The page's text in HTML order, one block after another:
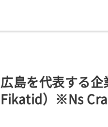
広島を代表する
Fikatid）※Ns